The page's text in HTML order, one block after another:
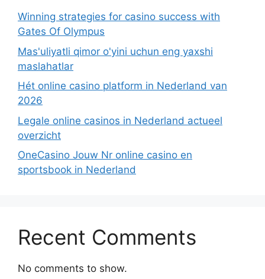
Winning strategies for casino success with
Gates Of Olympus
Mas'uliyatli qimor o'yini uchun eng yaxshi
maslahatlar
Hét online casino platform in Nederland van
2026
Legale online casinos in Nederland actueel
overzicht
OneCasino Jouw Nr online casino en
sportsbook in Nederland
Recent Comments
No comments to show.